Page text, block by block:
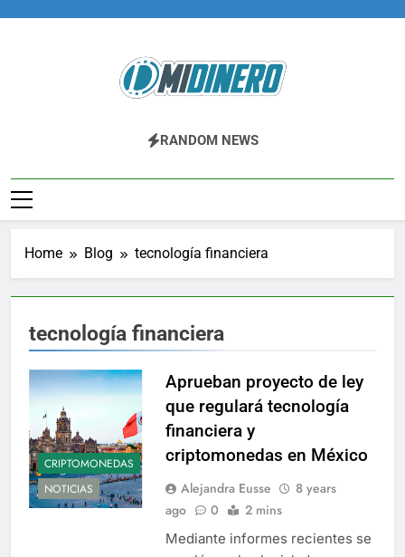
Midinero.co
Fintech, Criptomonedas
RANDOM NEWS
Home Blog tecnología financiera
tecnología financiera
CRIPTOMONEDAS
NOTICIAS
Aprueban proyecto de ley
que regulará tecnología
financiera y
criptomonedas en México
Alejandra Eusse
8 years
ago
0 2 mins
Mediante informes recientes se